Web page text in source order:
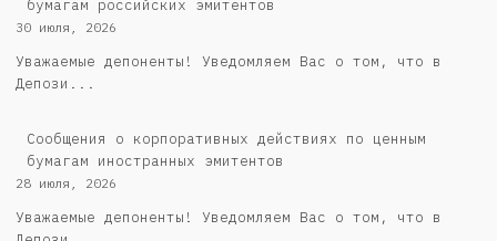
бумагам российских эмитентов
30 июля, 2026
Уважаемые депоненты! Уведомляем Вас о том, что в
Депози...
Сообщения о корпоративных действиях по ценным
бумагам иностранных эмитентов
28 июля, 2026
Уважаемые депоненты! Уведомляем Вас о том, что в